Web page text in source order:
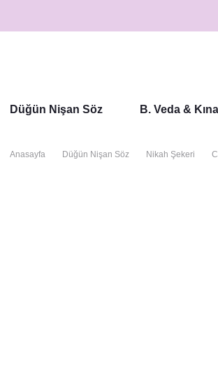
Düğün Nişan Söz B. Veda & Kına
Anasayfa Düğün Nişan Söz Nikah Şekeri